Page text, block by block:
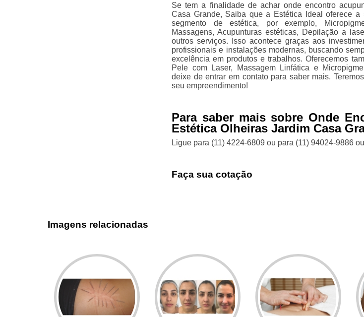
Se tem a finalidade de achar onde encontro
Casa Grande, Saiba que a Estética Ideal oferece
segmento de estética, por exemplo,
Massagens, Acupunturas estéticas, Depilação a
outros serviços. Isso acontece graças aos
profissionais e instalações modernas, buscando
excelência em produtos e trabalhos. Oferecemos
Pele com Laser, Massagem Linfática e
deixe de entrar em contato para saber mais.
seu empreendimento!
Para saber mais sobre Onde
Estética Olheiras Jardim Casa
Ligue para (11) 4224-6809 ou para (11) 94024-9886 ou
Faça sua cotação
Imagens relacionadas